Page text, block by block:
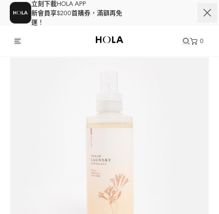
立刻下載HOLA APP
新會員享$200首購券，滿額再免
運！
0